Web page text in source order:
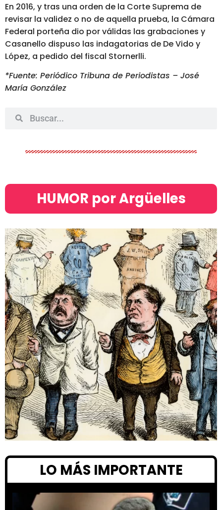
En 2016, y tras una orden de la Corte Suprema de
revisar la validez o no de aquella prueba, la Cámara
Federal porteña dio por válidas las grabaciones y
Casanello dispuso las indagatorias de De Vido y
López, a pedido del fiscal Stornerlli.
*Fuente: Periódico Tribuna de Periodistas – José
María González
HUMOR por Argüelles​
LO MÁS IMPORTANTE